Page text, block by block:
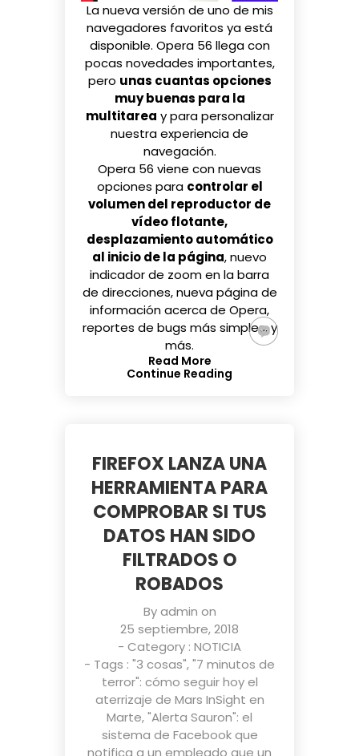
La nueva versión de uno de mis
navegadores favoritos ya está
disponible. Opera 56 llega con
pocas novedades importantes,
pero unas cuantas opciones
muy buenas para la
multitarea y para personalizar
nuestra experiencia de
navegación.
Opera 56 viene con nuevas
opciones para controlar el
volumen del reproductor de
vídeo flotante,
desplazamiento automático
al inicio de la página, nuevo
indicador de zoom en la barra
de direcciones, nueva página de
información acerca de Opera,
reportes de bugs más simples, y
más.
Read More
Continue Reading
FIREFOX LANZA UNA
HERRAMIENTA PARA
COMPROBAR SI TUS
DATOS HAN SIDO
FILTRADOS O
ROBADOS
Byadmin on
25 septiembre, 2018
- Category : NOTICIA
- Tags : "3 cosas","7 minutos de
terror": cómo seguir hoy el
aterrizaje de Mars InSight en
Marte,"Alerta Sauron": el
sistema de Facebook que
notifica a un empleado que un